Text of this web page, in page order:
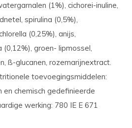
(1%), cichorei-inuline,
spirulina (0,5%),
(0,25%), anijs,
groen- lipmossel,
ß-glucanen, rozemarijnextract.
toevoegingsmiddelen:
chemisch gedefinieerde
werking: 780 IE E 671